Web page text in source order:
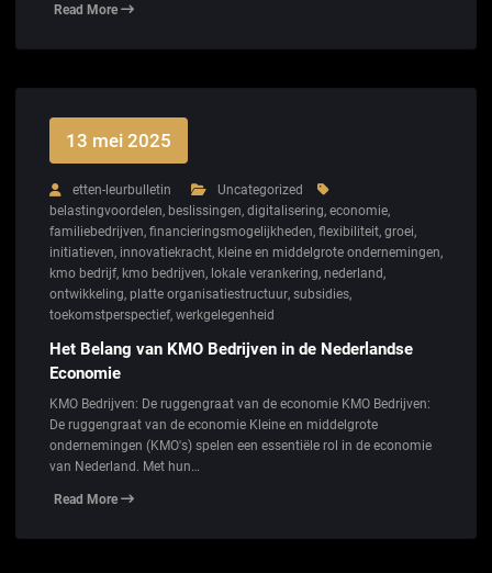
Read More
13 mei 2025
etten-leurbulletin
Uncategorized
belastingvoordelen, beslissingen, digitalisering, economie,
familiebedrijven, financieringsmogelijkheden, flexibiliteit, groei,
initiatieven, innovatiekracht, kleine en middelgrote ondernemingen,
kmo bedrijf, kmo bedrijven, lokale verankering, nederland,
ontwikkeling, platte organisatiestructuur, subsidies,
toekomstperspectief, werkgelegenheid
Het Belang van KMO Bedrijven in de Nederlandse
Economie
KMO Bedrijven: De ruggengraat van de economie KMO Bedrijven:
De ruggengraat van de economie Kleine en middelgrote
ondernemingen (KMO's) spelen een essentiële rol in de economie
van Nederland. Met hun…
Read More